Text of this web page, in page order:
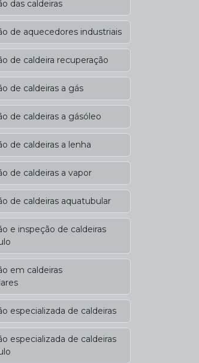
das caldeiras
de aquecedores industriais
de caldeira recuperação
de caldeiras a gás
de caldeiras a gásóleo
de caldeiras a lenha
de caldeiras a vapor
de caldeiras aquatubular
e inspeção de caldeiras
em caldeiras
especializada de caldeiras
especializada de caldeiras